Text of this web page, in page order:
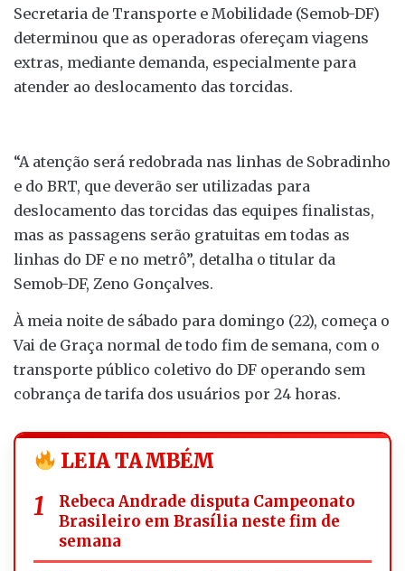
Secretaria de Transporte e Mobilidade (Semob-DF)
determinou que as operadoras ofereçam viagens
extras, mediante demanda, especialmente para
atender ao deslocamento das torcidas.
“A atenção será redobrada nas linhas de Sobradinho
e do BRT, que deverão ser utilizadas para
deslocamento das torcidas das equipes finalistas,
mas as passagens serão gratuitas em todas as
linhas do DF e no metrô”, detalha o titular da
Semob-DF, Zeno Gonçalves.
À meia noite de sábado para domingo (22), começa o
Vai de Graça normal de todo fim de semana, com o
transporte público coletivo do DF operando sem
cobrança de tarifa dos usuários por 24 horas.
LEIA TAMBÉM
Rebeca Andrade disputa Campeonato
Brasileiro em Brasília neste fim de
semana